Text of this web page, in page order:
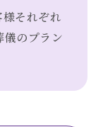
それぞれ
儀のプラン